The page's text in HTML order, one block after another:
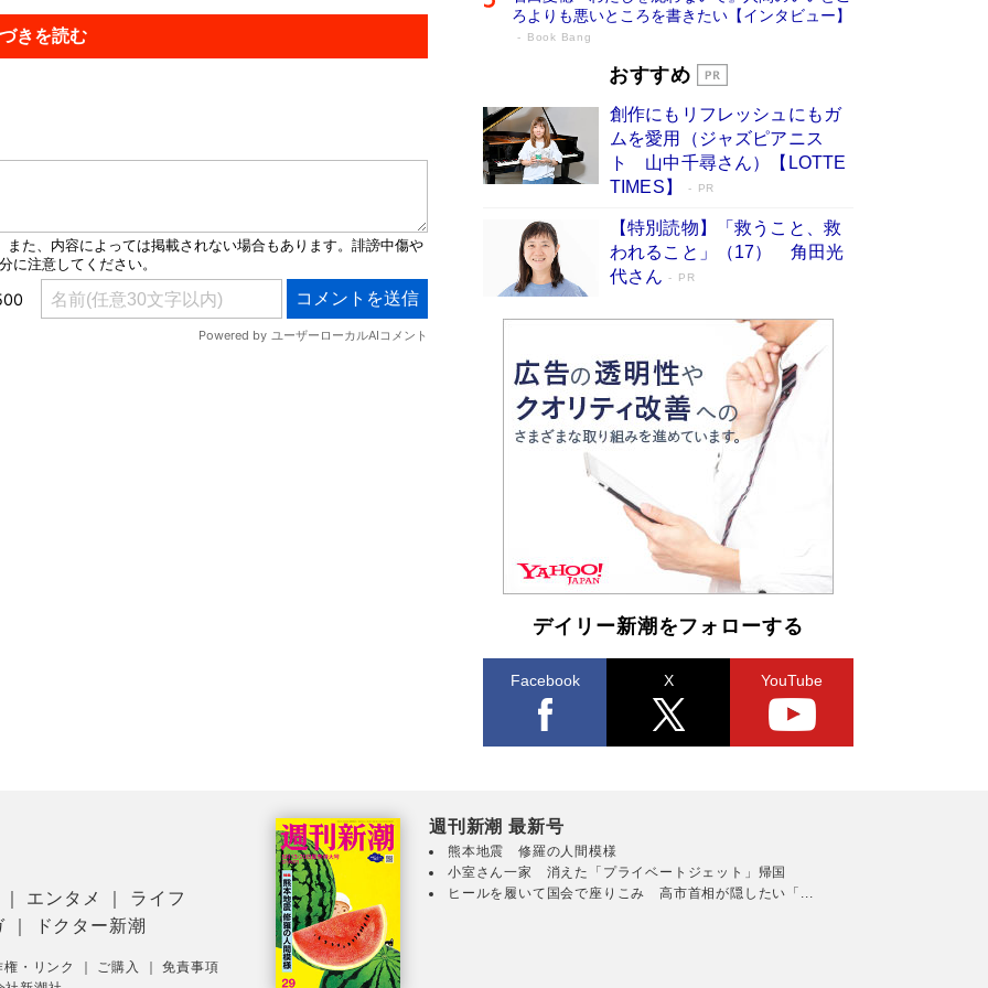
きを読む
ろよりも悪いところを書きたい【インタビュー】
Book Bang
73歳でも働くしかない 「老後レス時代」
「なんで？ そんな馬鹿な……」90歳になった作
家・阿刀田高さんが、ひとり暮らしの生活を明か
す
Book Bang
グに『容疑者Xの献身』『白夜行』など代表作が
並ぶ［文庫ベストセラー］
Book Bang
和田秀樹の70代、80代向け新書がベスト3を独
「『火垂るの墓』は、大嘘である」原作者が抱き
続けた“自責の念”とは…「自己憐憫は描きたくな
い」監督が徹底的にこだわったこと（後編） #
戦争の記憶
Book Bang
おすすめ
創作にもリフレッシュにもガ
ムを愛用（ジャズピアニス
ト 山中千尋さん）【LOTTE
TIMES】
PR
【特別読物】「救うこと、救
われること」（17） 角田光
代さん
PR
デイリー新潮をフォローする
Facebook X YouTube
エンタメ
ライフ
ドクター新潮
権・リンク ご購入 ｜免責事項
週刊新潮 最新号
熊本地震 修羅の人間模様
小室さん一家 消えた「プライベートジェット」帰国
ヒールを履いて国会で座りこみ 高市首相が隠したい「...